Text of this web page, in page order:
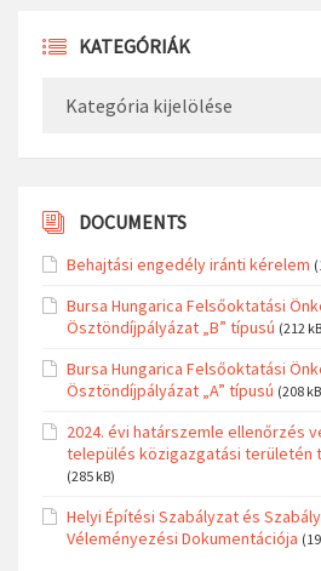
KATEGÓRIÁK
DOCUMENTS
Behajtási engedély iránti kérelem
Bursa Hungarica Felsőoktatási
Ösztöndíjpályázat „B” típusú (212
Bursa Hungarica Felsőoktatási
Ösztöndíjpályázat „A” típusú (208
2024. évi határszemle ellenőrzés
település közigazgatási területén
(285 kB)
Helyi Építési Szabályzat és
Véleményezési Dokumentációja